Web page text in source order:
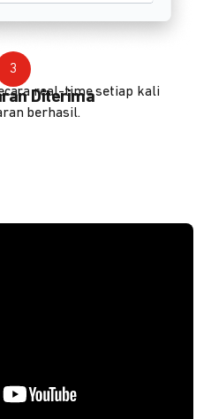
3
Diterima
real-time setiap kali
berhasil.